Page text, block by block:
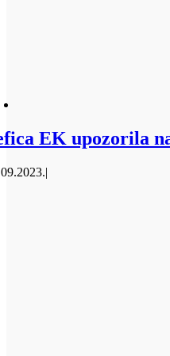
EK upozorila
|